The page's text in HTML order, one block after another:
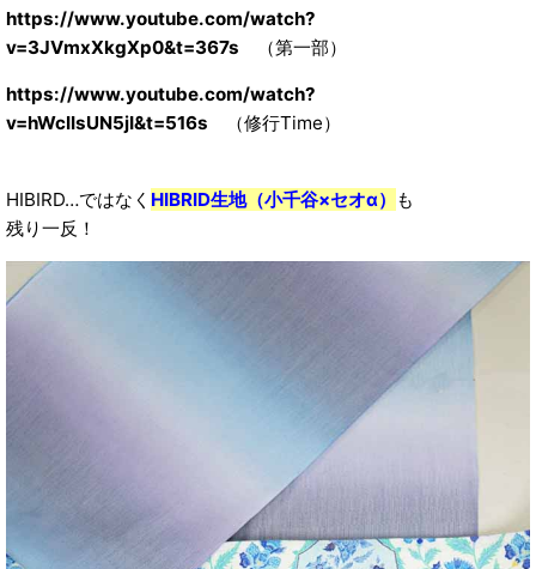
https://www.youtube.com/watch?
v=3JVmxXkgXp0&t=367s （第一部）
https://www.youtube.com/watch?
v=hWcIIsUN5jI&t=516s （修行Time）
HIBIRD…ではなく HIBRID生地（小千谷×セオα） も
残り一反！